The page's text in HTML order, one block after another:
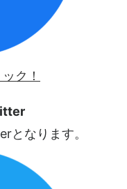
ク！
となります。